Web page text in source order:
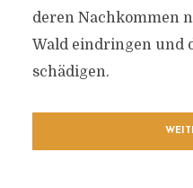
deren Nachkommen
Wald eindringen und
schädigen.